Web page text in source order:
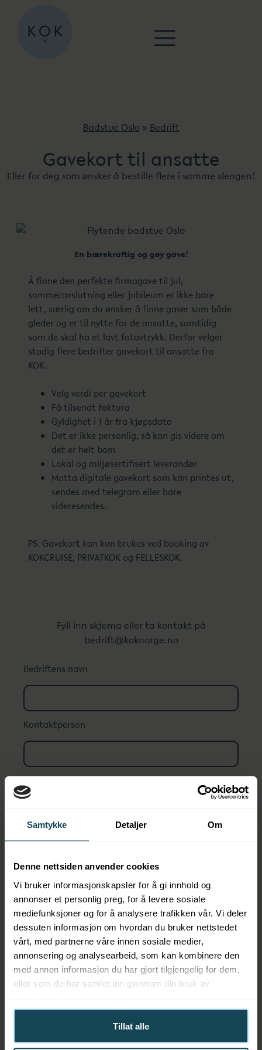
Samtykke Detaljer Om
Denne nettsiden anvender cookies
Vi bruker informasjonskapsler for å gi innhold og
annonser et personlig preg, for å levere sosiale
mediefunksjoner og for å analysere trafikken vår. Vi deler
dessuten informasjon om hvordan du bruker nettstedet
vårt, med partnerne våre innen sosiale medier,
annonsering og analysearbeid, som kan kombinere den
med annen informasjon du har gjort tilgjengelig for dem,
eller som de har samlet inn gjennom din bruk av
Tillat alle
Badstue Oslo» Bedrift
Gavekort til ansatte
Eller for deg som ønsker å bestille flere i samme slengen!
En bærekraftig og gøy gave!
Å finne den perfekte firmagave til jul,
sommeravslutning eller jubileum er ikke bare
lett, særlig om du ønsker å finne gaver som både
gleder og er til nytte for de ansatte, samtidig
som de skal ha et lavt fotavtrykk. Derfor velger
stadig flere bedrifter gavekort til ansatte fra
KOK.
Velg verdi per gavekort
Få tilsendt faktura
Gyldighet i 1 år fra kjøpsdato
Det er ikke personlig, så kan gis videre om
det er helt bom
Lokal og miljøsertifisert leverandør
Motta digitale gavekort som kan printes ut,
sendes med telegram eller bare
videresendes.
PS. Gavekort kan kun brukes ved booking av
KOKCRUISE, PRIVATKOK og FELLESKOK.
Fyll inn skjema eller ta kontakt på
bedrift@koknorge.no
Bedriftens navn
Kontaktperson
Telefon
Organisasjonsnummer
Antall gavekort